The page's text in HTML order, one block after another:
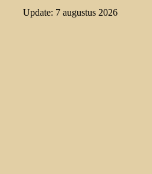
Update: 7 augustus 2026